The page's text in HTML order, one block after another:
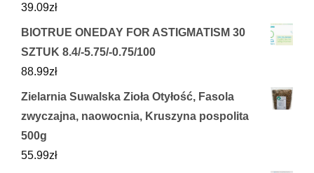
39.09zł
BIOTRUE ONEDAY FOR ASTIGMATISM 30
SZTUK 8.4/-5.75/-0.75/100
88.99zł
Zielarnia Suwalska Zioła Otyłość, Fasola
zwyczajna, naowocnia, Kruszyna pospolita
500g
55.99zł